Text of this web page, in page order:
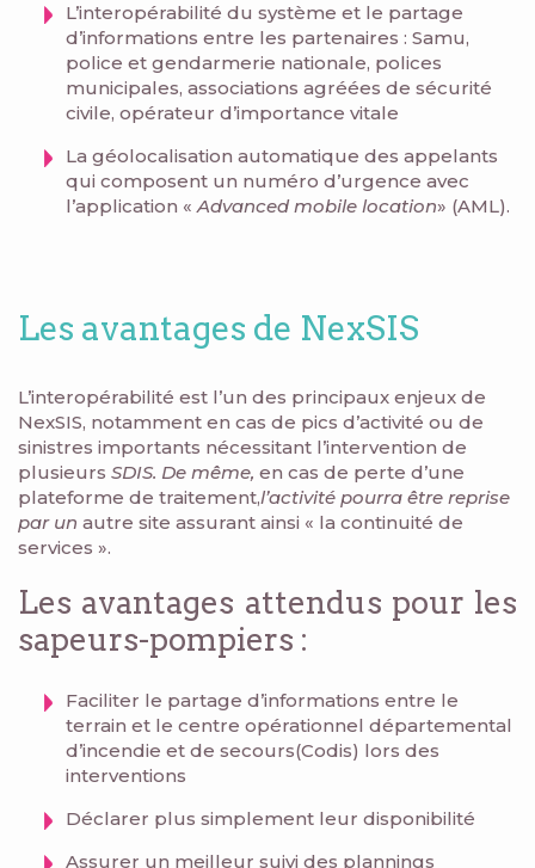
L’interopérabilité du système et le partage
d’informations entre les partenaires : Samu,
police et gendarmerie nationale, polices
municipales, associations agréées de sécurité
civile, opérateur d’importance vitale
La géolocalisation automatique des appelants
qui composent un numéro d’urgence avec
l’application «Advanced mobile location» (AML).
Les avantages de NexSIS
L’interopérabilité est l’un des principaux enjeux de
NexSIS, notamment en cas de pics d’activité ou de
sinistres importants nécessitant l’intervention de
plusieurs SDIS. De même, en cas de perte d’une
plateforme de traitement,l’activité pourra être reprise
par un autre site assurant ainsi « la continuité de
services ».
Les avantages attendus pour les
sapeurs-pompiers :
Faciliter le partage d’informations entre le
terrain et le centre opérationnel départemental
d’incendie et de secours(Codis) lors des
interventions
Déclarer plus simplement leur disponibilité
Assurer un meilleur suivi des plannings